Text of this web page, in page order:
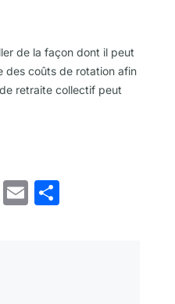
de la façon dont il peut
des coûts de rotation afin
retraite collectif peut
Twitter
Email